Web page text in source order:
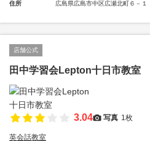
住所 広島県広島市中区広瀬北町６－１
店舗公式
田中学習会Lepton十日市教室
3.04 写真 1枚
英会話教室